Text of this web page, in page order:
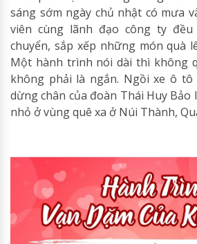
sáng sớm ngày chủ nhật có mưa
viên cùng lãnh đạo công ty
chuyển, sắp xếp những món quà
Một hành trình nói dài thì không
không phải là ngắn. Ngồi xe ô
dừng chân của đoàn Thái Huy
nhỏ ở vùng quê xa ở Núi Thành,